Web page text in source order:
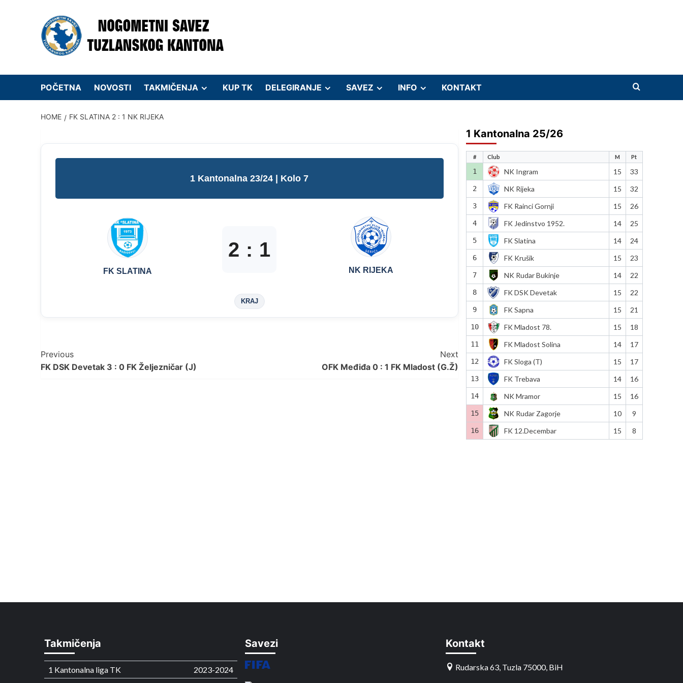
POČETNA NOVOSTI TAKMIČENJA KUP TK DELEGIRANJE SAVEZ INFO KONTAKT
HOME FK SLATINA 2 : 1 NK RIJEKA
1 Kantonalna 23/24 | Kolo 7
FK SLATINA
2 : 1
NK RIJEKA
KRAJ
Post
Navigation
Previous
FK DSK Devetak 3 : 0 FK Željezničar (J)
Next
OFK Međiđa 0 : 1 FK Mladost (G.Ž)
1 Kantonalna 25/26
# Club M Pt
1 NK Ingram 15 33
2 NK Rijeka 15 32
3 FK Rainci Gornji 15 26
4 FK Jedinstvo 1952. 14 25
5 FK Slatina 14 24
6 FK Krušik 15 23
7 NK Rudar Bukinje 14 22
8 FK DSK Devetak 15 22
9 FK Sapna 15 21
10 FK Mladost 78. 15 18
11 FK Mladost Solina 14 17
12 FK Sloga (T) 15 17
13 FK Trebava 14 16
14 NK Mramor 15 16
15 NK Rudar Zagorje 10 9
16 FK 12.Decembar 15 8
Takmičenja
1 Kantonalna liga TK
2023-2024
Savezi Kontakt
Rudarska 63, Tuzla 75000, BiH